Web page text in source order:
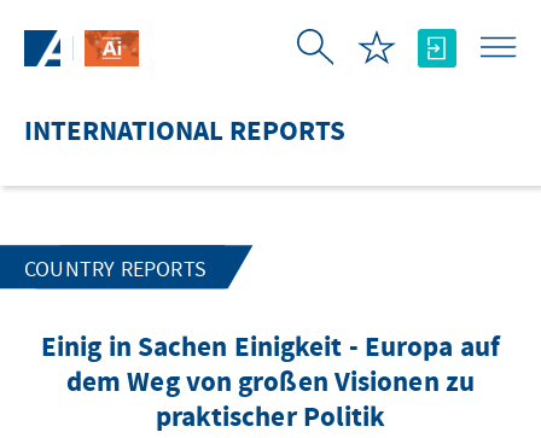
INTERNATIONAL REPORTS
COUNTRY REPORTS
Einig in Sachen Einigkeit - Europa auf
dem Weg von großen Visionen zu
praktischer Politik